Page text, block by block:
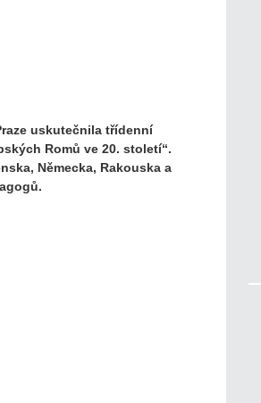
uskutečnila třídenní
Romů ve 20. století“.
Německa, Rakouska a